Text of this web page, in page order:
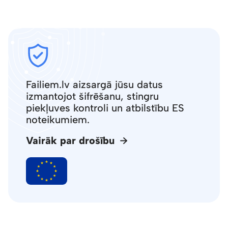
Failiem.lv aizsargā jūsu datus
izmantojot šifrēšanu, stingru
piekļuves kontroli un atbilstību ES
noteikumiem.
Vairāk par drošību